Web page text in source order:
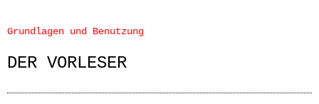
Grundlagen und Benutzung
DER VORLESER